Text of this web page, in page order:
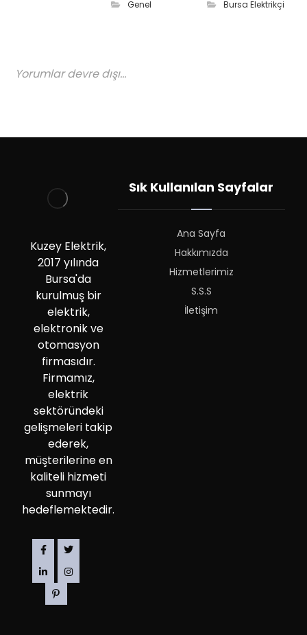
Genel Bursa Elektrikçi
Yorumlar devre dışı...
Kuzey Elektrik,
2017 yılında
Bursa'da
kurulmuş bir
elektrik,
elektronik ve
otomasyon
firmasıdır.
Firmamız,
elektrik
sektöründeki
gelişmeleri takip
ederek,
müşterilerine en
kaliteli hizmeti
sunmayı
hedeflemektedir.
Sık Kullanılan Sayfalar
Ana Sayfa
Hakkımızda
Hizmetlerimiz
S.S.S
İletişim